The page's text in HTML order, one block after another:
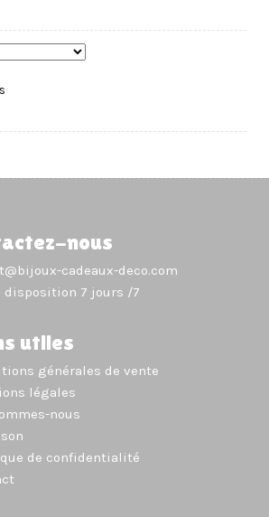
nous
cadeaux-deco.com
disposition 7 jours /7
utiles
générales de vente
légales
nous
de confidentialité